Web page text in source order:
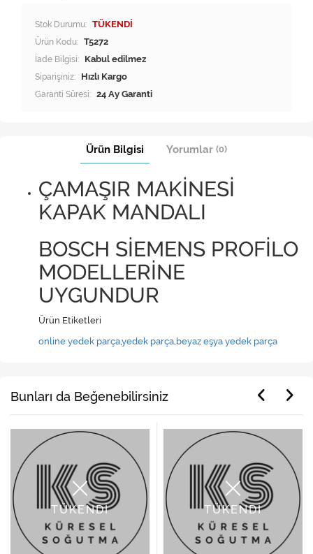
Stok Durumu: TÜKENDİ
Ürün Kodu: T5272
İade Bilgisi:
Siparişiniz: Hızlı Kargo
Garanti Süresi: 24 Ay Garanti
Ürün Bilgisi Yorumlar (0)
ÇAMAŞIR MAKİNESİ
KAPAK MANDALI
BOSCH SİEMENS PROFİLO
MODELLERİNE
UYGUNDUR
Ürün Etiketleri
online yedek parça,yedek parça, beyaz eşya yedek parça
Bunları da Beğenebilirsiniz
TÜKENDİ TÜKENDİ